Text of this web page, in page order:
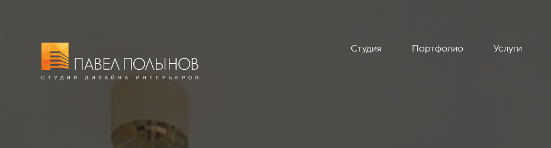
Студия Портфолио Услуги